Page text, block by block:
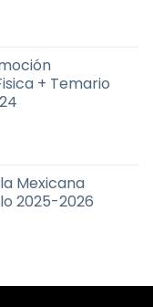
+ Temario
Mexicana
2025-2026